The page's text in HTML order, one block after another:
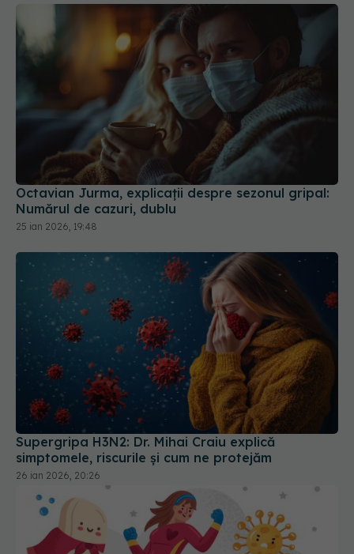
Octavian Jurma, explicații despre sezonul gripal:
Numărul de cazuri, dublu
25 ian 2026, 19:48
Supergripa H3N2: Dr. Mihai Craiu explică
simptomele, riscurile și cum ne protejăm
26 ian 2026, 20:26